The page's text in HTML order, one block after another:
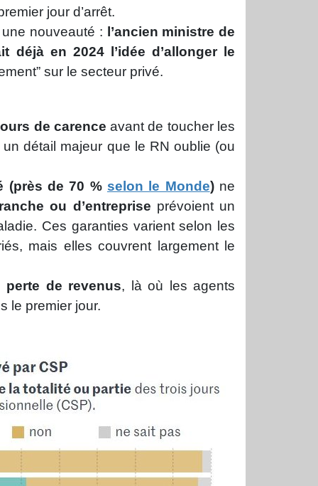
jour d’arrêt.
nouveauté : l’ancien ministre de
déjà en 2024 l’idée d’allonger le
sur le secteur privé.
de carence avant de toucher les
détail majeur que le RN oublie (ou
(près de 70 % selon le Monde)ne
ou d’entreprise prévoient un
Ces garanties varient selon les
mais elles couvrent largement le
perte de revenus, là où les agents
le premier jour.